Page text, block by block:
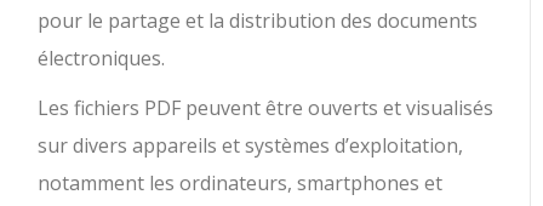
pour le partage et la distribution des documents
électroniques.
Les fichiers PDF peuvent être ouverts et visualisés
sur divers appareils et systèmes d’exploitation,
notamment les ordinateurs, smartphones et